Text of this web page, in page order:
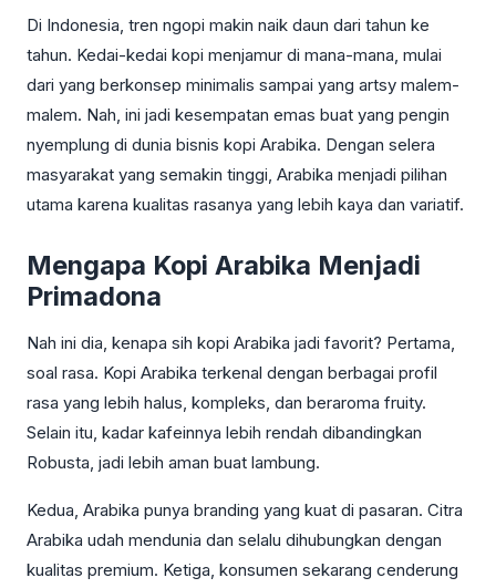
Di Indonesia, tren ngopi makin naik daun dari tahun ke
tahun. Kedai-kedai kopi menjamur di mana-mana, mulai
dari yang berkonsep minimalis sampai yang artsy malem-
malem. Nah, ini jadi kesempatan emas buat yang pengin
nyemplung di dunia bisnis kopi Arabika. Dengan selera
masyarakat yang semakin tinggi, Arabika menjadi pilihan
utama karena kualitas rasanya yang lebih kaya dan variatif.
Mengapa Kopi Arabika Menjadi
Primadona
Nah ini dia, kenapa sih kopi Arabika jadi favorit? Pertama,
soal rasa. Kopi Arabika terkenal dengan berbagai profil
rasa yang lebih halus, kompleks, dan beraroma fruity.
Selain itu, kadar kafeinnya lebih rendah dibandingkan
Robusta, jadi lebih aman buat lambung.
Kedua, Arabika punya branding yang kuat di pasaran. Citra
Arabika udah mendunia dan selalu dihubungkan dengan
kualitas premium. Ketiga, konsumen sekarang cenderung